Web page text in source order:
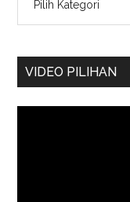
VIDEO PILIHAN